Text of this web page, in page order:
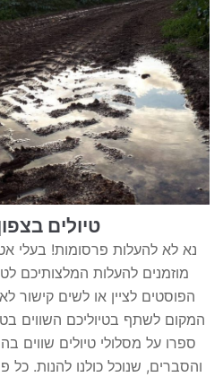
טיולים
נא לא להעלות פרסומות! בעלי
מוזמנים להעלות המלצותיכם
הפוסטים לציין או לשים קישור
המקום לשתף בטיוליכם השווים
ספרו על מסלולי טיולים שווים
והסברים, שנוכל כולנו להנות. כל